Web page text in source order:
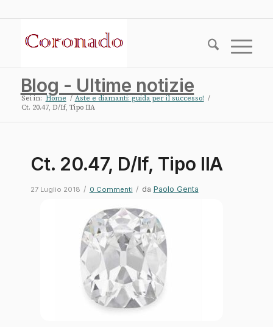
Blog - Ultime notizie
Sei in: Home / Aste e diamanti: guida per il successo! /
Ct. 20.47, D/If, Tipo IIA
Ct. 20.47, D/If, Tipo IIA
27 Luglio 2018 / 0 Commenti / da Paolo Genta